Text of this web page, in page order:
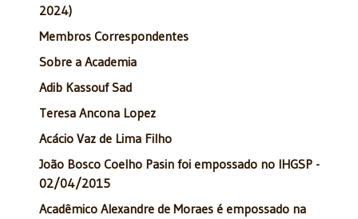
2024)
Membros Correspondentes
Sobre a Academia
Adib Kassouf Sad
Teresa Ancona Lopez
Acácio Vaz de Lima Filho
João Bosco Coelho Pasin foi empossado no IHGSP -
02/04/2015
Acadêmico Alexandre de Moraes é empossado na